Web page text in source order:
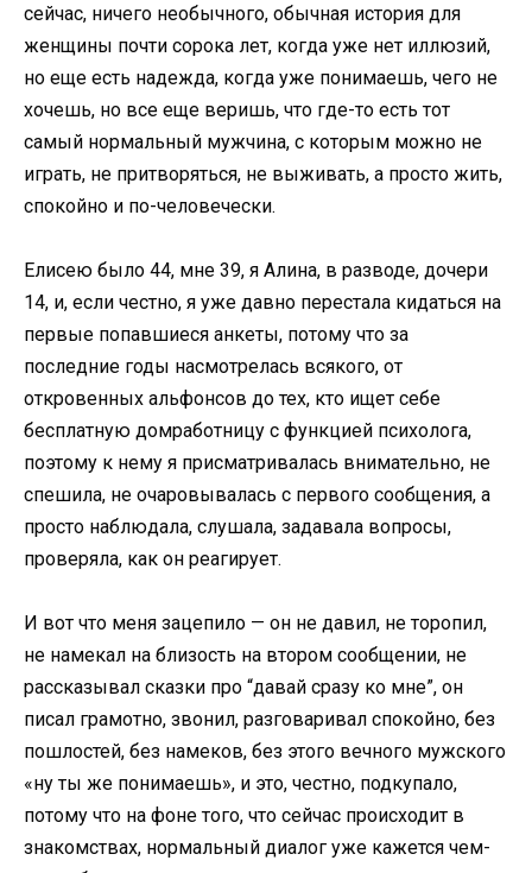
сейчас, ничего необычного, обычная история для
женщины почти сорока лет, когда уже нет иллюзий,
но еще есть надежда, когда уже понимаешь, чего не
хочешь, но все еще веришь, что где-то есть тот
самый нормальный мужчина, с которым можно не
играть, не притворяться, не выживать, а просто жить,
спокойно и по-человечески.
Елисею было 44, мне 39, я Алина, в разводе, дочери
14, и, если честно, я уже давно перестала кидаться на
первые попавшиеся анкеты, потому что за
последние годы насмотрелась всякого, от
откровенных альфонсов до тех, кто ищет себе
бесплатную домработницу с функцией психолога,
поэтому к нему я присматривалась внимательно, не
спешила, не очаровывалась с первого сообщения, а
просто наблюдала, слушала, задавала вопросы,
проверяла, как он реагирует.
И вот что меня зацепило — он не давил, не торопил,
не намекал на близость на втором сообщении, не
рассказывал сказки про “давай сразу ко мне”, он
писал грамотно, звонил, разговаривал спокойно, без
пошлостей, без намеков, без этого вечного мужского
«ну ты же понимаешь», и это, честно, подкупало,
потому что на фоне того, что сейчас происходит в
знакомствах, нормальный диалог уже кажется чем-